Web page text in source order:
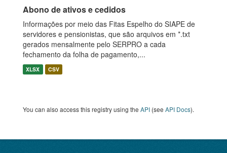
Abono de ativos e cedidos
Informações por meio das Fitas Espelho do SIAPE de
servidores e pensionistas, que são arquivos em *.txt
gerados mensalmente pelo SERPRO a cada
fechamento da folha de pagamento,...
XLSX CSV
You can also access this registry using the API (see API Docs).